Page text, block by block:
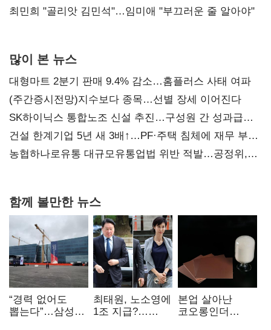
최민희 "골리앗 김민석"…임미애 "부끄러운 줄 알아야"
많이 본 뉴스
대형마트 2분기 판매 9.4% 감소…홈플러스 사태 여파
(주간증시전망)지수보다 종목…선별 장세 이어진다
SK하이닉스 통합노조 신설 추진…구성원 간 성과급
불만 확산
건설 한계기업 5년 새 3배↑…PF·주택 침체에 재무 부담
확대
농협하나로유통 대규모유통업법 위반 적발…공정위,
함께 볼만한 뉴스
“경력 없어도
뽑는다”…삼성
최태원, 노소영에
1조 지급?…
본업 살아난
코오롱인더